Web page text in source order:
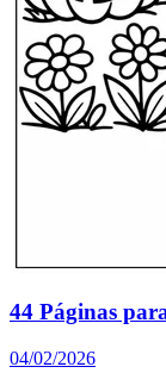
44 Páginas
04/02/2026